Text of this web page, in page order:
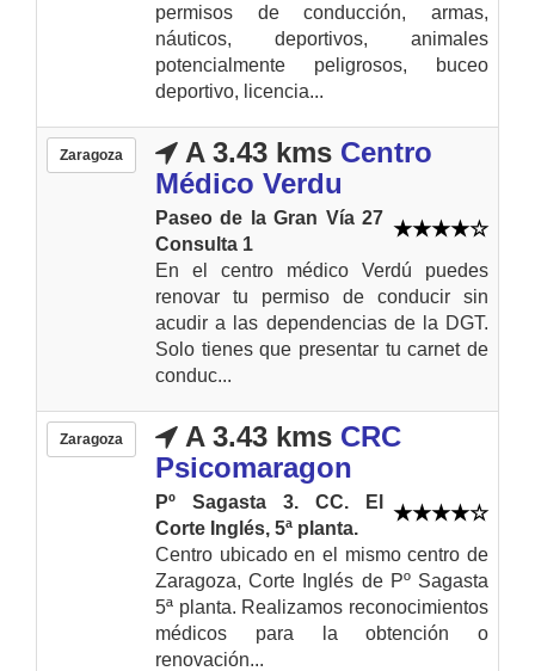
permisos de conducción, armas,
náuticos, deportivos, animales
potencialmente peligrosos, buceo
deportivo, licencia...
Zaragoza A 3.43 kms Centro
Médico Verdu
Paseo de la Gran Vía 27
Consulta 1
En el centro médico Verdú puedes
renovar tu permiso de conducir sin
acudir a las dependencias de la DGT.
Solo tienes que presentar tu carnet de
conduc...
Zaragoza A 3.43 kms CRC
Psicomaragon
Pº Sagasta 3. CC. El
Corte Inglés, 5ª planta.
Centro ubicado en el mismo centro de
Zaragoza, Corte Inglés de Pº Sagasta
5ª planta. Realizamos reconocimientos
médicos para la obtención o
renovación...